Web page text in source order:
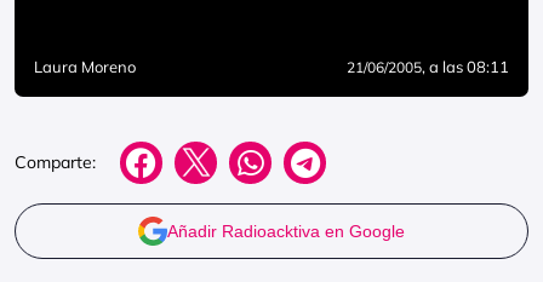
Laura Moreno 21/06/2005, a las 08:11
Comparte:
Añadir Radioacktiva en Google